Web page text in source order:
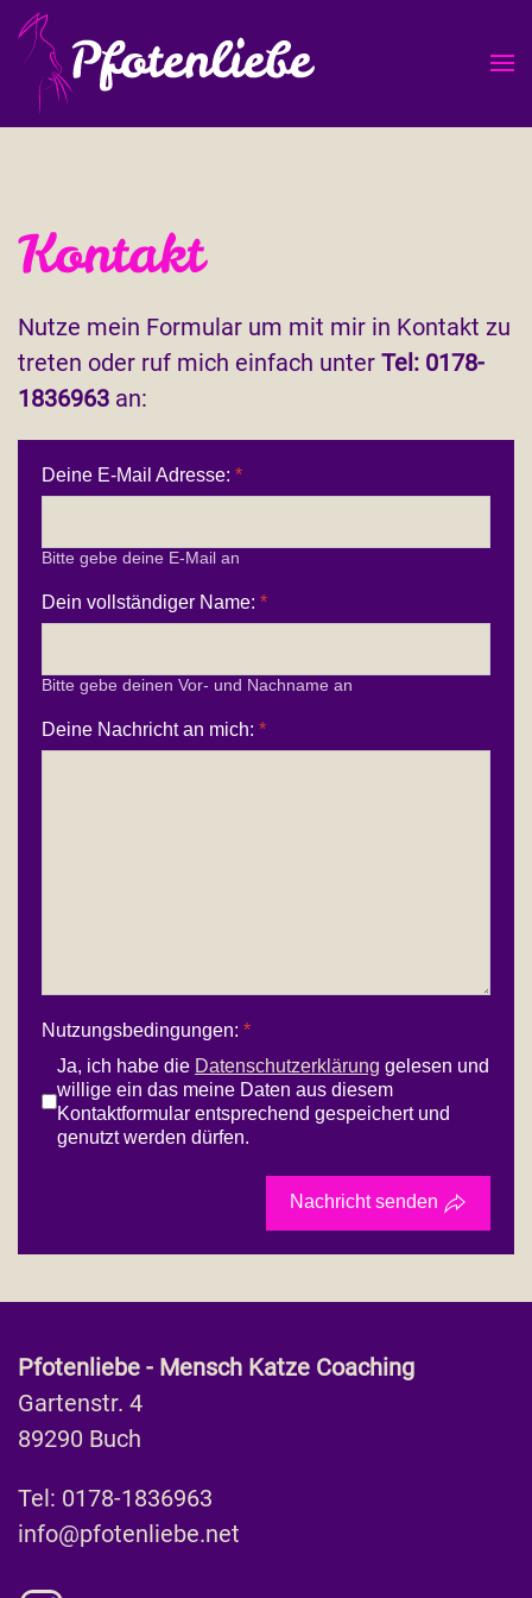
Skip
to
main
Kontakt
Nutze mein Formular um mit mir in Kontakt zu
treten oder ruf mich einfach unter Tel: 0178-
1836963 an:
Deine E-Mail Adresse: *
Bitte gebe deine E-Mail an
Dein vollständiger Name: *
Bitte gebe deinen Vor- und Nachname an
Deine Nachricht an mich: *
Nutzungsbedingungen: *
Ja, ich habe die Datenschutzerklärung gelesen und
willige ein das meine Daten aus diesem
Kontaktformular entsprechend gespeichert und
genutzt werden dürfen.
Nachricht senden
Pfotenliebe - Mensch Katze Coaching
Gartenstr. 4
89290 Buch
Tel: 0178-1836963
info@pfotenliebe.net